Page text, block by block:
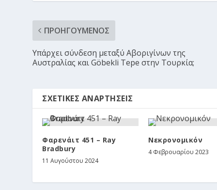
ΠΡΟΗΓΟΎΜΕΝΟΣ
Υπάρχει σύνδεση μεταξύ Αβοριγίνων της
Αυστραλίας και Göbekli Tepe στην Τουρκία;
ΣΧΕΤΙΚΈΣ ΑΝΑΡΤΉΣΕΙΣ
Φαρενάιτ 451 – Ray
Bradbury
11 Αυγούστου 2024
Νεκρονομικόν
4 Φεβρουαρίου 2023